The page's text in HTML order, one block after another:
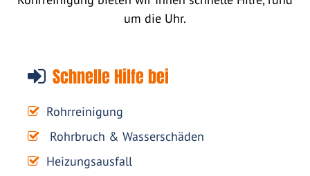
um die Uhr.
Schnelle Hilfe bei
Rohrreinigung
Rohrbruch & Wasserschäden
Heizungsausfall